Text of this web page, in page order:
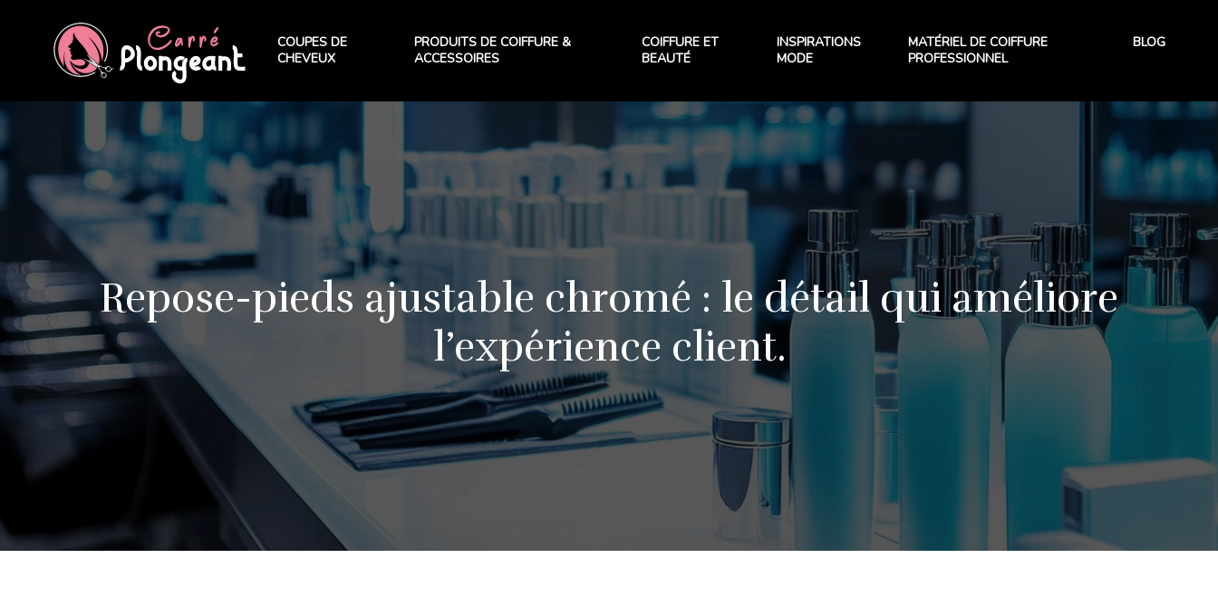
COUPES DE
CHEVEUX
PRODUITS DE COIFFURE &
ACCESSOIRES
COIFFURE ET
BEAUTÉ
INSPIRATIONS
MODE
MATÉRIEL DE COIFFURE
PROFESSIONNEL
BLOG
Repose-pieds ajustable chromé : le détail qui améliore
l’expérience client.